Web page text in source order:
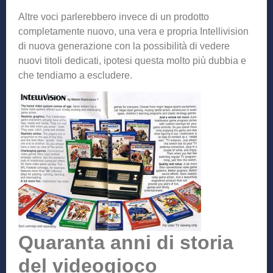
Altre voci parlerebbero invece di un prodotto
completamente nuovo, una vera e propria Intellivision
di nuova generazione con la possibilità di vedere
nuovi titoli dedicati, ipotesi questa molto più dubbia e
che tendiamo a escludere.
Quaranta anni di storia
del videogioco